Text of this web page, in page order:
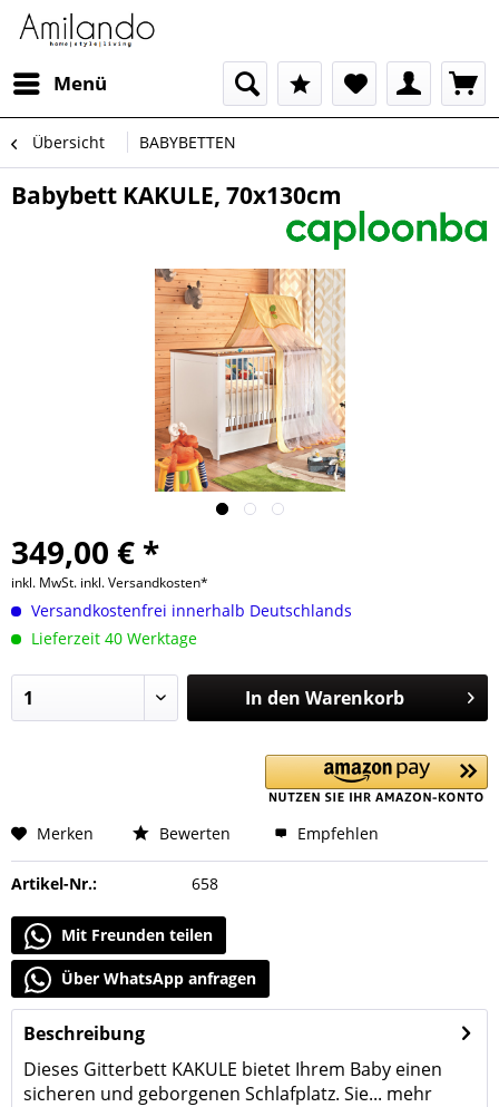
Menü
Übersicht BABYBETTEN
Babybett KAKULE, 70x130cm
349,00 € *
inkl. MwSt. inkl. Versandkosten*
Versandkostenfrei innerhalb Deutschlands
Lieferzeit 40 Werktage
In den Warenkorb
Merken Bewerten Empfehlen
Artikel-Nr.: 658
Mit Freunden teilen
Über WhatsApp anfragen
Beschreibung
Dieses Gitterbett KAKULE bietet Ihrem Baby einen
sicheren und geborgenen Schlafplatz. Sie... mehr